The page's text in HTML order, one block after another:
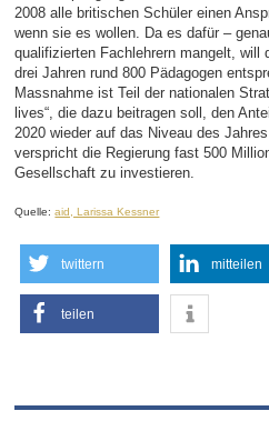
2008 alle britischen Schüler einen
wenn sie es wollen. Da es dafür –
qualifizierten Fachlehrern mangelt, will
drei Jahren rund 800 Pädagogen
Massnahme ist Teil der nationalen
lives“, die dazu beitragen soll, den
2020 wieder auf das Niveau des
verspricht die Regierung fast 500
Gesellschaft zu investieren.
Quelle:aid, Larissa Kessner
twittern mitteilen
teilen